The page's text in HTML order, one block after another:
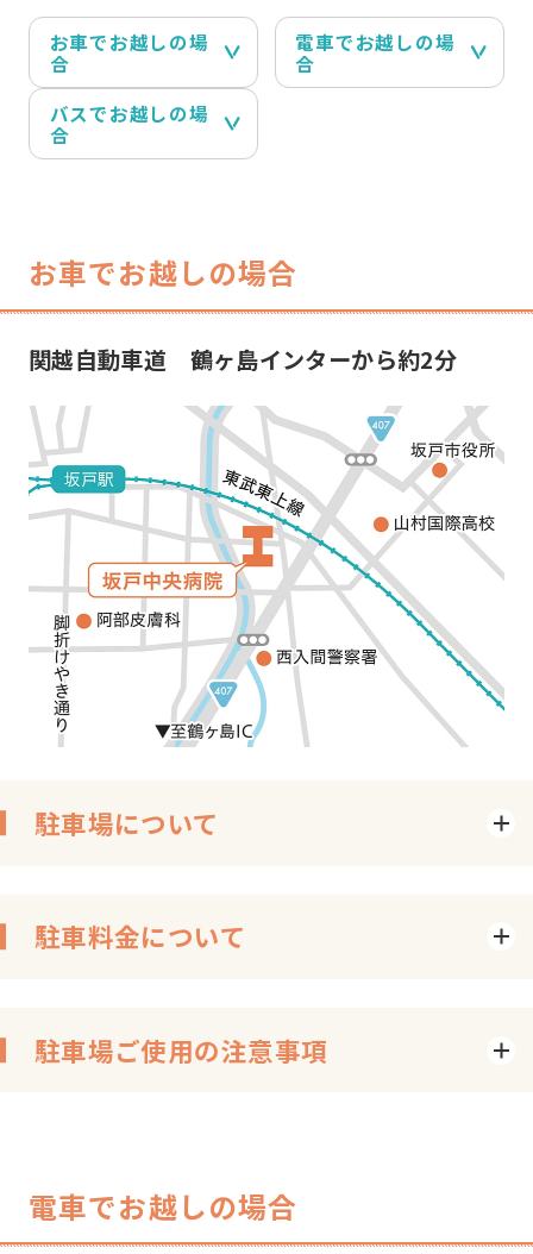
お車でお越しの場
合
電車でお越しの場
合
バスでお越しの場
合
お車でお越しの場合
関越自動車道 鶴ヶ島インターから約2分
駐車場について
駐車料金について
駐車場ご使用の注意事項
電車でお越しの場合